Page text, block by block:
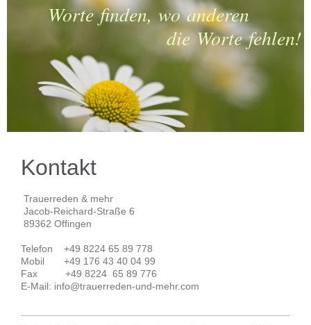
Worte finden, wo anderen
die Worte fehlen!
Kontakt
Trauerreden & mehr
Jacob-Reichard-Straße 6
89362 Offingen
Telefon +49 8224 65 89 778
Mobil +49 176 43 40 04 99
Fax +49 8224 65 89 776
E-Mail: info@trauerreden-und-mehr.com